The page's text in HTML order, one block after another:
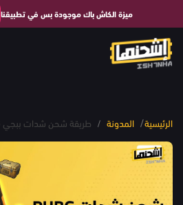
ميزة الكاش باك موجودة بس في تطبيقنا
الرئيسية/ المدونة / طريقة شحن شدات ببجي PUBG؟